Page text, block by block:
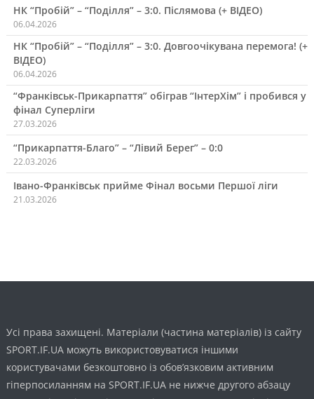
НК “Пробій” – “Поділля” – 3:0. Післямова (+ ВІДЕО)
06.04.2026
НК “Пробій” – “Поділля” – 3:0. Довгоочікувана перемога! (+
ВІДЕО)
06.04.2026
“Франківськ-Прикарпаття” обіграв “ІнтерХім” і пробився у
фінал Суперліги
27.03.2026
“Прикарпаття-Благо” – “Лівий Берег” – 0:0
22.03.2026
Івано-Франківськ прийме Фінал восьми Першої ліги
21.03.2026
Усі права захищені. Матеріали (частина матеріалів) із сайту
SPORT.IF.UA можуть використовуватися іншими
користувачами безкоштовно із обов’язковим активним
гіперпосиланням на SPORT.IF.UA не нижче другого абзацу